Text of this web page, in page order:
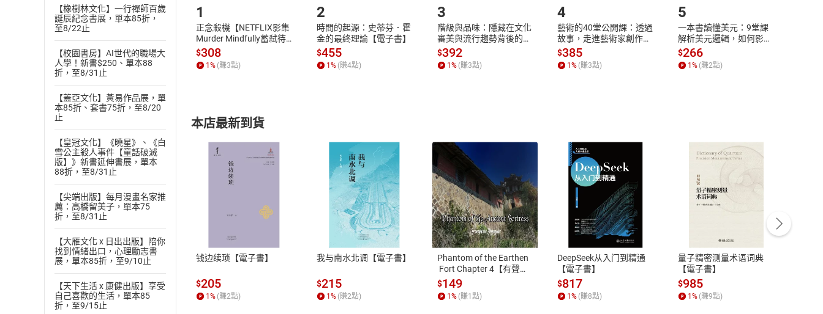
【橡樹林文化】一行禪師百歲
誕辰紀念書展，單本85折，
至8/22止
【校園書房】AI世代的職場大
人學！新書$250、單本88
折，至8/31止
【蓋亞文化】黃易作品展，單
本85折、套書75折，至8/20
止
【皇冠文化】《曉星》、《白
雪公主殺人事件【童話破滅
版】》新書延伸書展，單本
88折，至8/31止
【尖端出版】每月漫畫名家推
薦：高橋留美子，單本75
折，至8/31止
【大雁文化 x 日出出版】陪你
找到情緒出口，心理勵志書
展，單本85折，至9/10止
【天下生活 x 康健出版】享受
自己喜歡的生活，單本85
折，至9/15止
付款方式
ATM轉帳、信用卡、LINE PAY、AFTEE
退換貨規範
本店是否提供消費者保護法七日猶豫期
之權利，遽消費者保護法及通訊交易解
除權合理例外情事適用準則，依商品性
質各有不同規定。詳細退換貨說明請參
照各商品說明。
客服資訊
服務時間：週一到週五 10:00-12:00、
13:00-17:00 (國定假日及例假日休息)
客服電話：0080-1857077
1
正念殺機【NETFLIX影集
Murder Mindfully蓄弒待
發】【電子書】
$308
1 % (賺3點)
2
時間的起源：史蒂芬．霍
金的最終理論【電子書】
$455
1 % (賺4點)
3
階級與品味：隱藏在文化
審美與流行趨勢背後的地
位渴望【電子書】
$392
1 % (賺3點)
4
藝術的40堂公開課：透過
故事，走進藝術家創作現
場，看藝術如何誕生、如
何形塑人類生活【電子
書】
$385
1% (賺3點)
5
一本書讀懂美元：9堂課
解析美元邏輯，如何影響
全球經濟和每個人的投資
【電子書】
$266
1% (賺2點)
本店最新到貨
钱边续琐【電子書】
$205
1% (賺2點)
我与南水北调【電子書】
$215
1% (賺2點)
Phantom of the Earthen
Fort Chapter 4【有聲
書】
$149
1% (賺1點)
DeepSeek从入门到精通
【電子書】
$817
1% (賺8點)
量子精密测量术语词典
【電子書】
$985
1% (賺9點)